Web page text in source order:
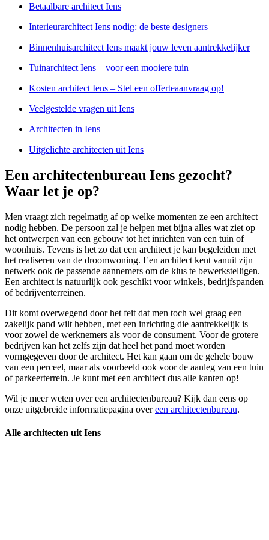
Betaalbare architect Iens
Interieurarchitect Iens nodig: de beste designers
Binnenhuisarchitect Iens maakt jouw leven aantrekkelijker
Tuinarchitect Iens – voor een mooiere tuin
Kosten architect Iens – Stel een offerteaanvraag op!
Veelgestelde vragen uit Iens
Architecten in Iens
Uitgelichte architecten uit Iens
Een architectenbureau Iens gezocht?
Waar let je op?
Men vraagt zich regelmatig af op welke momenten ze een architect
nodig hebben. De persoon zal je helpen met bijna alles wat ziet op
het ontwerpen van een gebouw tot het inrichten van een tuin of
woonhuis. Tevens is het zo dat een architect je kan begeleiden met
het realiseren van de droomwoning. Een architect kent vanuit zijn
netwerk ook de passende aannemers om de klus te bewerkstelligen.
Een architect is natuurlijk ook geschikt voor winkels, bedrijfspanden
of bedrijventerreinen.
Dit komt overwegend door het feit dat men toch wel graag een
zakelijk pand wilt hebben, met een inrichting die aantrekkelijk is
voor zowel de werknemers als voor de consument. Voor de grotere
bedrijven kan het zelfs zijn dat heel het pand moet worden
vormgegeven door de architect. Het kan gaan om de gehele bouw
van een perceel, maar als voorbeeld ook voor de aanleg van een tuin
of parkeerterrein. Je kunt met een architect dus alle kanten op!
Wil je meer weten over een architectenbureau? Kijk dan eens op
onze uitgebreide informatiepagina overeen architectenbureau.
Alle architecten uit Iens